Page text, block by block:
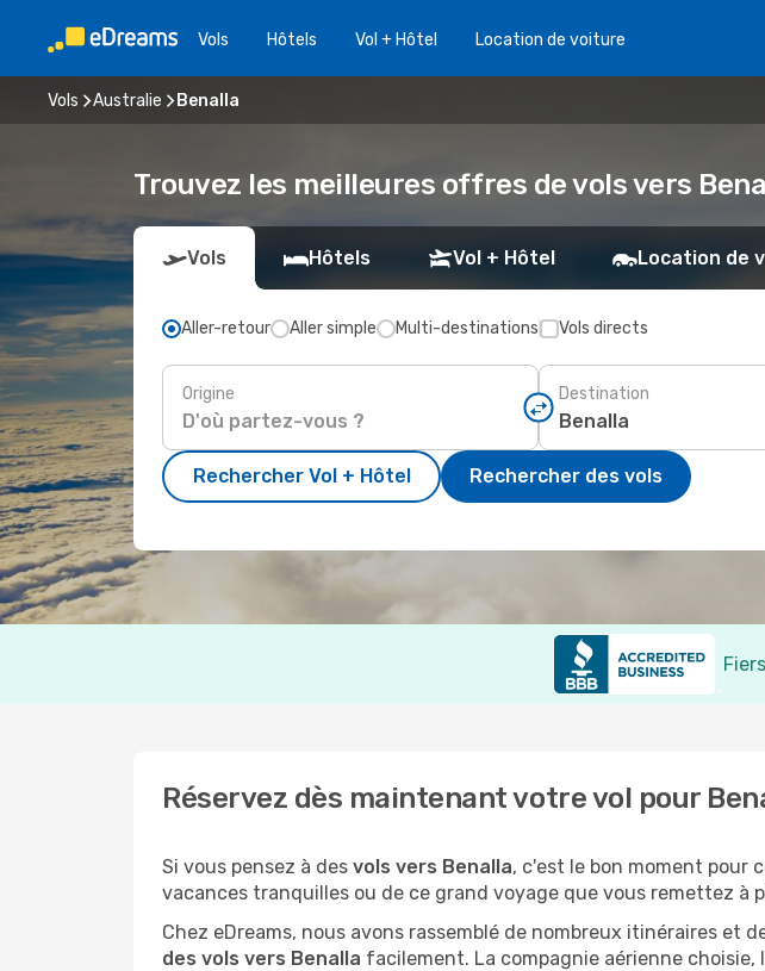
Vols Hôtels Vol + Hôtel Location de voiture
Vols Australie Benalla
Trouvez les meilleures offres de vols vers
Vols Hôtels Vol + Hôtel Location de
Aller-retour Aller simple Multi-destinations Vols directs
Origine Destination
Rechercher Vol + Hôtel Rechercher des vols
Réservez dès maintenant votre vol pour
Si vous pensez à des vols vers Benalla, c'est le bon moment pour
vacances tranquilles ou de ce grand voyage que vous remettez à
Chez eDreams, nous avons rassemblé de nombreux itinéraires et
des vols vers Benalla facilement. La compagnie aérienne